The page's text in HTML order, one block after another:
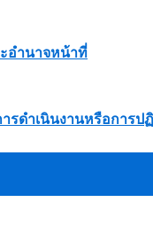
อำนาจหน้าที่
รดำเนินงานหรือการป